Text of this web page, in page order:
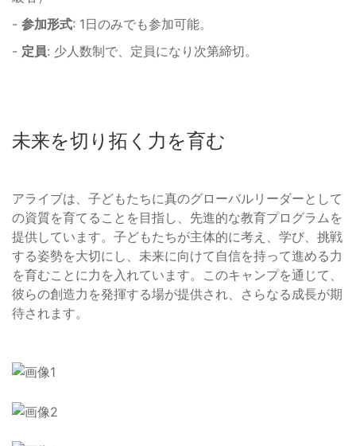
- 参加形式: 1日のみでも参加可能。
- 定員: 少人数制で、定員になり次第締切。
未来を切り拓く力を育む
アライブは、子どもたちに真のグローバルリーダーとして
の資質を育てることを目指し、先進的な教育プログラムを
提供しています。子どもたちが主体的に考え、学び、挑戦
する姿勢を大切にし、未来に向けて自信を持って進める力
を育むことに力を入れています。このキャンプを通じて、
彼らの創造力を発揮する場が提供され、さらなる成長が期
待されます。